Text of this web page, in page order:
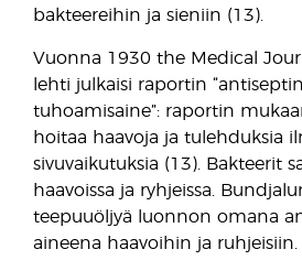
bakteereihin ja sieniin (13).
Vuonna 1930 the Medical
lehti julkaisi raportin
tuhoamisaine”: raportin
hoitaa haavoja ja tulehduksia
sivuvaikutuksia (13). Bakteerit
haavoissa ja ryhjeissa.
teepuuöljyä luonnon omana
aineena haavoihin ja ruhjeisiin.